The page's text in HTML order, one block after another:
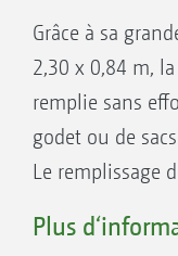
Les avantages
Grande
ouverture de
Centre de
Bonne
Grâce à sa
2,30 x 0,84 m,
remplie sans
godet ou de
Le remplissage
équipée d'une
Plus